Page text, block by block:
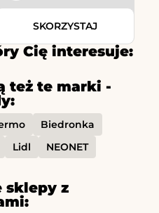
Cię interesuje:
też te marki -
Biedronka
Lidl
NEONET
sklepy z
SKORZYSTAJ